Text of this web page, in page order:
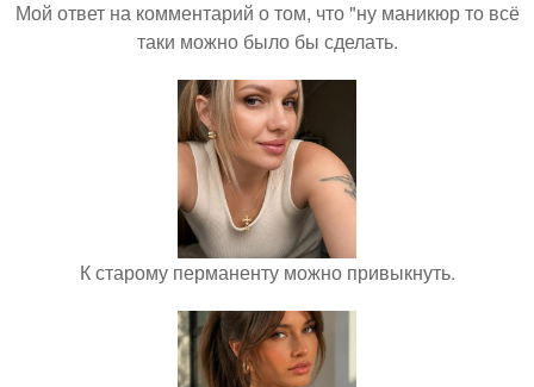
Мой ответ на комментарий о том, что "ну маникюр то всё
таки можно было бы сделать.
К старому перманенту можно привыкнуть.